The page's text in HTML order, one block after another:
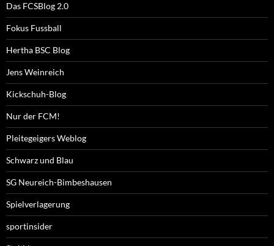
Das FCSBlog 2.0
Fokus Fussball
Hertha BSC Blog
Jens Weinreich
Kickschuh-Blog
Nur der FCM!
Pleitegeigers Weblog
Schwarz und Blau
SG Neureich-Bimbeshausen
Spielverlagerung
sportinsider